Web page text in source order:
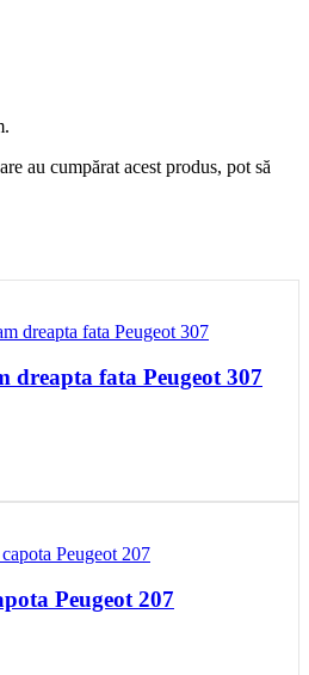
au cumpărat acest produs, pot să
dreapta fata Peugeot 307
Peugeot 207